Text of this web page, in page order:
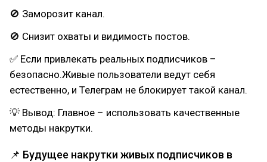
🚫 Заморозит канал.
🚫 Снизит охваты и видимость постов.
✅ Если привлекать реальных подписчиков –
безопасно.Живые пользователи ведут себя
естественно, и Телеграм не блокирует такой канал.
💡 Вывод: Главное – использовать качественные
методы накрутки.
📌 Будущее накрутки живых подписчиков в